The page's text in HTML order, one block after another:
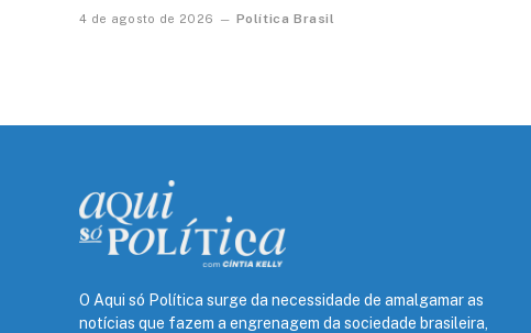
4 de agosto de 2026 Política Brasil
O Aqui só Política surge da necessidade de amalgamar as
notícias que fazem a engrenagem da sociedade brasileira,